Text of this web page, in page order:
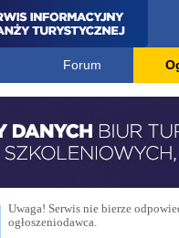
Forum
Uwaga! Serwis nie bierze
ogłoszeniodawca.